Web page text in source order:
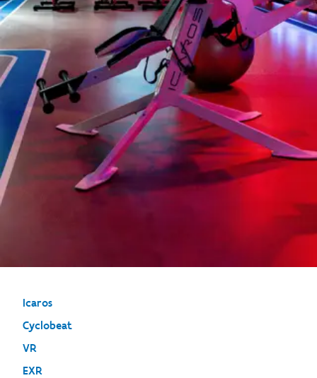
Icaros
Cyclobeat
VR
EXR